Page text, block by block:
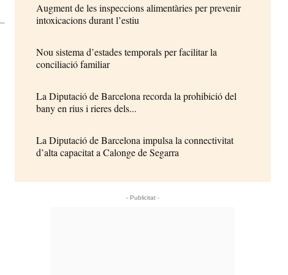
Augment de les inspeccions alimentàries per prevenir
intoxicacions durant l’estiu
Nou sistema d’estades temporals per facilitar la
conciliació familiar
La Diputació de Barcelona recorda la prohibició del
bany en rius i rieres dels...
La Diputació de Barcelona impulsa la connectivitat
d’alta capacitat a Calonge de Segarra
- Publicitat -